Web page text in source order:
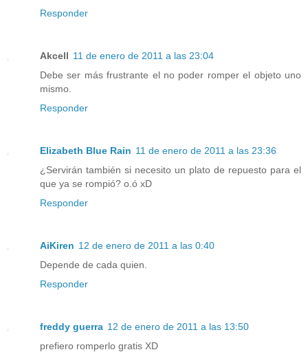
Responder
Akcell 11 de enero de 2011 a las 23:04
Debe ser más frustrante el no poder romper el objeto uno
mismo.
Responder
Elizabeth Blue Rain 11 de enero de 2011 a las 23:36
¿Servirán también si necesito un plato de repuesto para el
que ya se rompió? o.ó xD
Responder
AiKiren 12 de enero de 2011 a las 0:40
Depende de cada quien.
Responder
freddy guerra 12 de enero de 2011 a las 13:50
prefiero romperlo gratis XD